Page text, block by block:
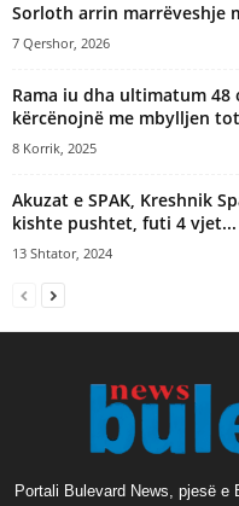
Sorloth arrin marrëveshje
7 Qershor, 2026
Rama iu dha ultimatum
kërcënojnë me mbylljen
8 Korrik, 2025
Akuzat e SPAK, Kreshnik
kishte pushtet, futi 4 vjet...
13 Shtator, 2024
Portali Bulevard News, pjesë e